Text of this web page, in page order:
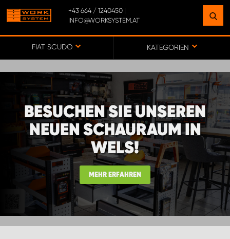
+43 664 / 1240450 |
INFO@WORKSYSTEM.AT
FIAT SCUDO KATEGORIEN
BESUCHEN SIE UNSEREN
NEUEN SCHAURAUM IN
WELS!
MEHR ERFAHREN
FINDEN SIE EINEN STANDORT
IN IHRER NÄHE
ZUR KARTE
BÜRO WORK SYSTEM ÖSTERREICH
MONTAGEPARTNER OBERÖSTERREICH
MONTAGEPARTNER STEIERMARK
MONTAGEPARTNER TIROL